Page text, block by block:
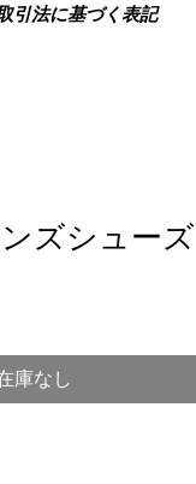
引法に基づく表記
ズシューズ
庫なし